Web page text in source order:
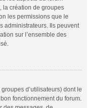
la création de groupes
les permissions que le
administrateurs. Ils peuvent
sur l’ensemble des
d’utilisateurs) dont le
fonctionnement du forum.